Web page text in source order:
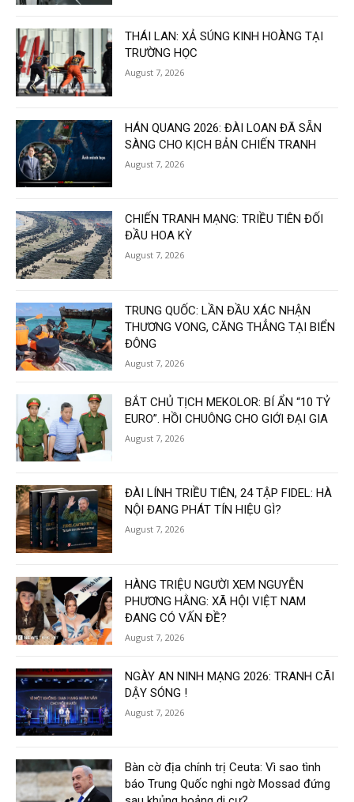
THÁI LAN: XẢ SÚNG KINH HOÀNG TẠI
TRƯỜNG HỌC
August 7, 2026
HÁN QUANG 2026: ĐÀI LOAN ĐÃ SẴN
SÀNG CHO KỊCH BẢN CHIẾN TRANH
August 7, 2026
CHIẾN TRANH MẠNG: TRIỀU TIÊN ĐỐI
ĐẦU HOA KỲ
August 7, 2026
TRUNG QUỐC: LẦN ĐẦU XÁC NHẬN
THƯƠNG VONG, CĂNG THẲNG TẠI BIỂN
ĐÔNG
August 7, 2026
BẮT CHỦ TỊCH MEKOLOR: BÍ ẨN “10 TỶ
EURO”. HỒI CHUÔNG CHO GIỚI ĐẠI GIA
August 7, 2026
ĐÀI LÍNH TRIỀU TIÊN, 24 TẬP FIDEL: HÀ
NỘI ĐANG PHÁT TÍN HIỆU GÌ?
August 7, 2026
HÀNG TRIỆU NGƯỜI XEM NGUYỄN
PHƯƠNG HẰNG: XÃ HỘI VIỆT NAM
ĐANG CÓ VẤN ĐỀ?
August 7, 2026
NGÀY AN NINH MẠNG 2026: TRANH CÃI
DẬY SÓNG !
August 7, 2026
Bàn cờ địa chính trị Ceuta: Vì sao tình
báo Trung Quốc nghi ngờ Mossad đứng